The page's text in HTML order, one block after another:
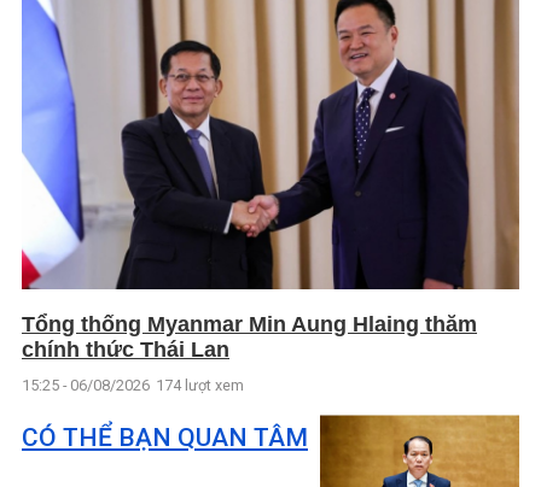
Tổng thống Myanmar Min Aung Hlaing thăm
chính thức Thái Lan
15:25 - 06/08/2026 174 lượt xem
CÓ THỂ BẠN QUAN TÂM